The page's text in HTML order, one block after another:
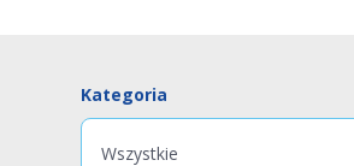
Kategoria
Wszystkie